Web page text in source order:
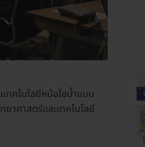
คโนโลยีหม้อไอน้ำแบบ
ศาสตร์และเทคโนโลยี